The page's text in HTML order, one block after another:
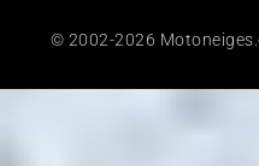
© 2002-2026